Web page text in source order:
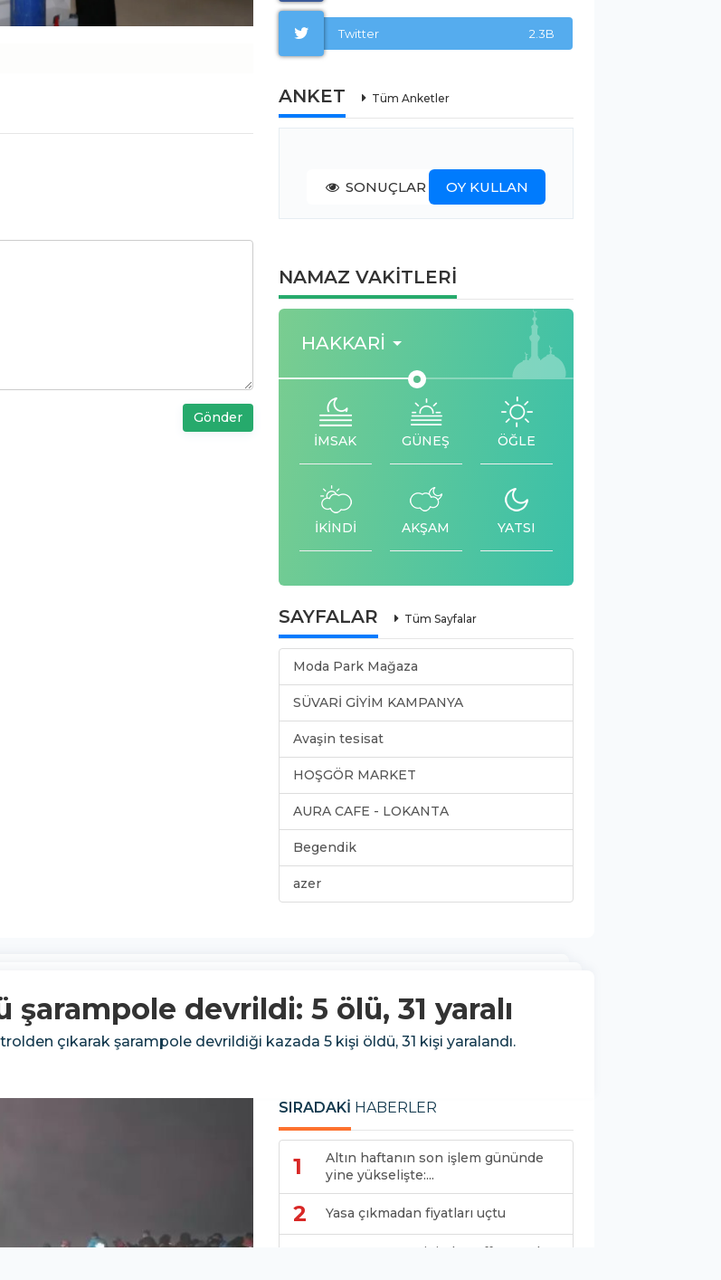
Gönder
Twitter 2.3B
ANKET Tüm Anketler
SONUÇLAR OY KULLAN
NAMAZ VAKİTLERİ
HAKKARI
İMSAK GÜNEŞ ÖĞLE
İKİNDİ AKŞAM YATSI
SAYFALAR Tüm Sayfalar
Moda Park Mağaza
SÜVARİ GİYİM KAMPANYA
Avaşin tesisat
HOŞGÖR MARKET
AURA CAFE - LOKANTA
Begendik
azer
devrildi: 5 ölü, 31 yaralı
çıkarak şarampole devrildiği kazada 5 kişi öldü, 31 kişi yaralandı.
SIRADAKİ HABERLER
1
Altın haftanın son işlem gününde
yine yükselişte:...
2 Yasa çıkmadan fiyatları uçtu
UEFA Avrupa Ligi play-off turunda